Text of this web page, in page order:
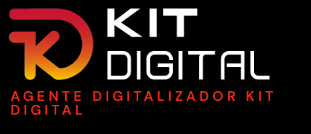
AGENTE DIGITALIZADOR KIT
DIGITAL